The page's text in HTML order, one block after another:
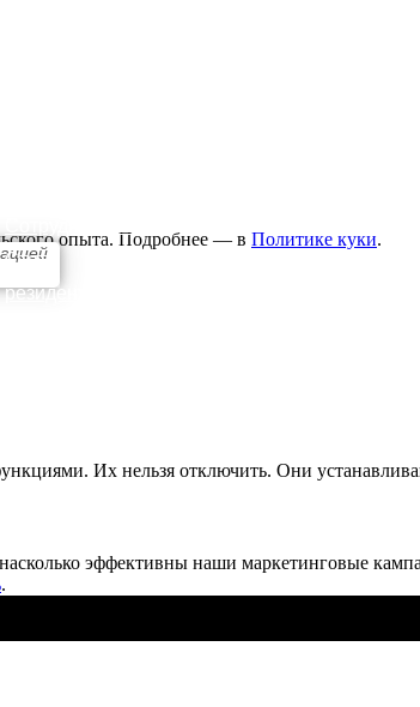
опыта. Подробнее — в Политике куки.
Их нельзя отключить. Они
эффективны наши маркетинговые
.
Стать
резидентом